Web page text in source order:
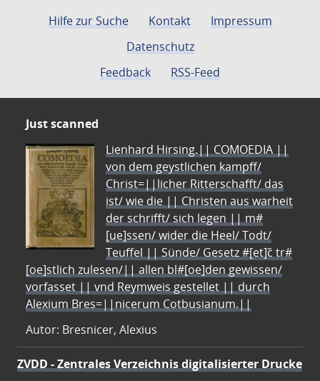
Hilfe zur Suche Kontakt
Impressum
Datenschutz
Feedback
RSS-Feed
Just scanned
Lienhard Hirsing.|| COMOEDIA ||
von dem geystlichen kampff/
Christ=||licher Ritterschafft/ das
ist/ wie die || Christen aus warheit
der schrifft/ sich legen || m#
[ue]ssen/ wider die Heel/ Todt/
Teuffel || Sünde/ Gesetz #[et]c̃ tr#
[oe]stlich zulesen/|| allen bl#[oe]den gewissen/
vorfasset || vnd Reymweis gestellet || durch
Alexium Bres=||nicerum Cotbusianum.||
Autor: Bresnicer, Alexius
ZVDD - Zentrales Verzeichnis digitalisierter Drucke